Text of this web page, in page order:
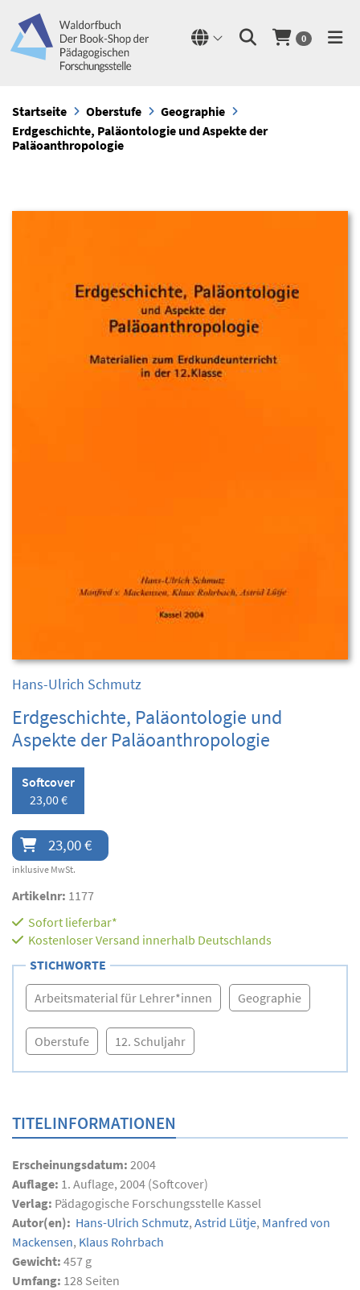
0
Startseite Oberstufe
Geographie
Erdgeschichte, Paläontologie und Aspekte der
Paläoanthropologie
Hans-Ulrich Schmutz
Erdgeschichte, Paläontologie und
Aspekte der Paläoanthropologie
Softcover
23,00 €
23,00 €
inklusive MwSt.
Artikelnr: 1177
Sofort lieferbar*
Kostenloser Versand innerhalb Deutschlands
STICHWORTE
Arbeitsmaterial für Lehrer*innen Geographie
Oberstufe 12. Schuljahr
TITELINFORMATIONEN
Erscheinungsdatum: 2004
Auflage: 1. Auflage, 2004 (Softcover)
Verlag: Pädagogische Forschungsstelle Kassel
Autor(en): Hans-Ulrich Schmutz, Astrid Lütje, Manfred von
Mackensen, Klaus Rohrbach
Gewicht: 457 g
Umfang: 128 Seiten